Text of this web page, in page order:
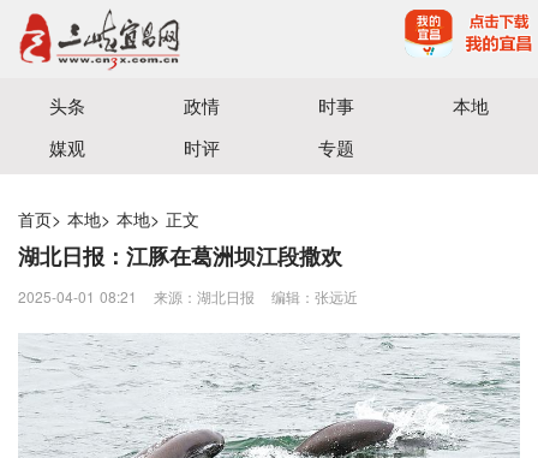
宜昌三峡融媒体中心主办
头条 政情 时事
本地
媒观
时评 专题
首页> 本地> 本地> 正文
湖北日报：江豚在葛洲坝江段撒欢
2025-04-01 08:21 来源：湖北日报 编辑：张远近